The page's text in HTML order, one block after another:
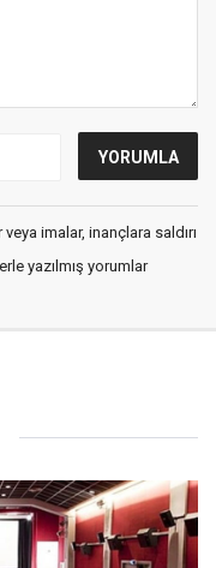
imalar, inançlara saldırı
yazılmış yorumlar